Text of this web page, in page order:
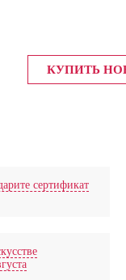
КУПИТЬ
сертификат